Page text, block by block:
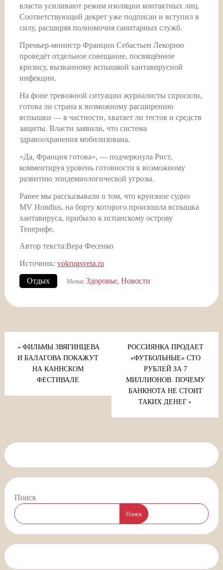
власти усиливают режим изоляции контактных лиц.
Соответствующий декрет уже подписан и вступил в
силу, расширяя полномочия санитарных служб.
Премьер-министр Франции Себастьен Лекорню
проведёт отдельное совещание, посвящённое
кризису, вызванному вспышкой хантавирусной
инфекции.
На фоне тревожной ситуации журналисты спросили,
готова ли страна к возможному расширению
вспышки — в частности, хватает ли тестов и средств
защиты. Власти заявили, что система
здравоохранения мобилизована.
«Да, Франция готова», — подчеркнула Рист,
комментируя уровень готовности к возможному
развитию эпидемиологической угрозы.
Ранее мы рассказывали о том, что круизное судно
MV Hondius, на борту которого произошла вспышка
хантавируса, прибыло к испанскому острову
Тенерифе.
Автор текста:Вера Фесенко
Источник: vokrugsveta.ru
Отдых Метки: Здоровье Новости
Навигация
по
записям
ФИЛЬМЫ ЗВЯГИНЦЕВА
И БАЛАГОВА ПОКАЖУТ
НА КАННСКОМ
ФЕСТИВАЛЕ
РОССИЯНКА ПРОДАЕТ
«ФУТБОЛЬНЫЕ» СТО
РУБЛЕЙ ЗА 7
МИЛЛИОНОВ. ПОЧЕМУ
БАНКНОТА НЕ СТОИТ
ТАКИХ ДЕНЕГ
Поиск
Поиск